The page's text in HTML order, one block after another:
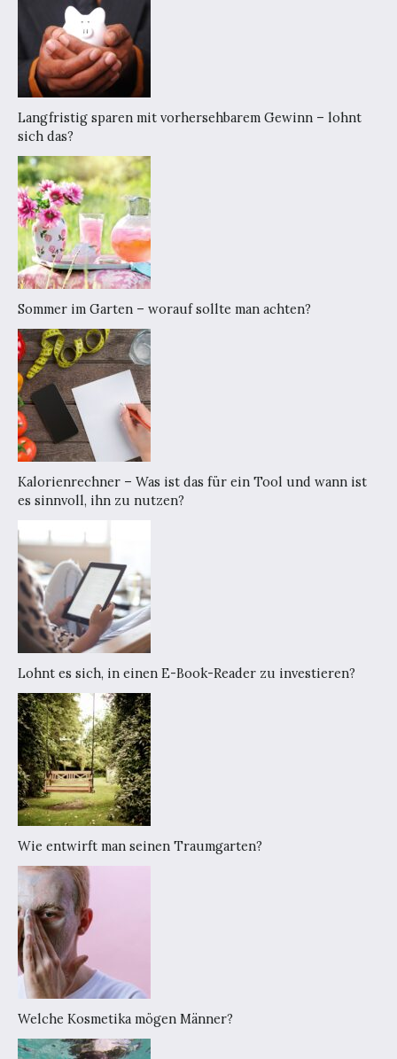
Langfristig sparen mit vorhersehbarem Gewinn – lohnt
sich das?
Sommer im Garten – worauf sollte man achten?
Kalorienrechner – Was ist das für ein Tool und wann ist
es sinnvoll, ihn zu nutzen?
Lohnt es sich, in einen E-Book-Reader zu investieren?
Wie entwirft man seinen Traumgarten?
Welche Kosmetika mögen Männer?